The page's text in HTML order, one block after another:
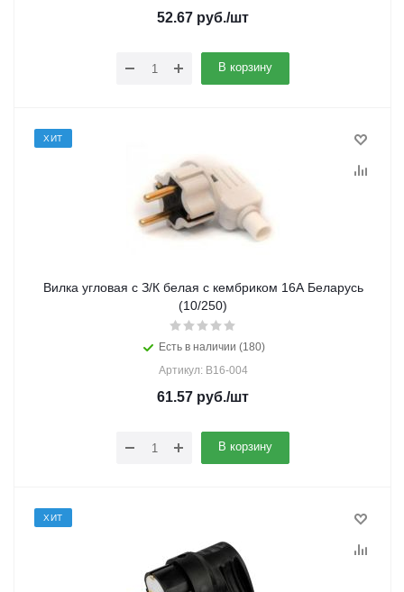
52.67 руб./шт
В корзину
ХИТ
Вилка угловая с З/К белая с кембриком 16А Беларусь
(10/250)
Есть в наличии (180)
Артикул: В16-004
61.57 руб./шт
В корзину
ХИТ